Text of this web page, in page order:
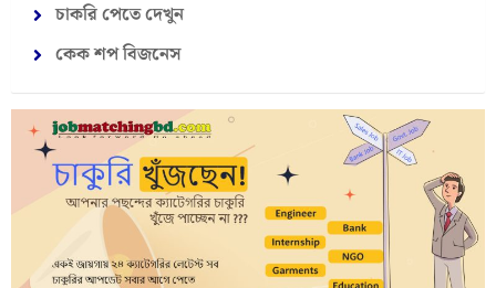
চাকরি পেতে দেখুন
কেক শপ বিজনেস